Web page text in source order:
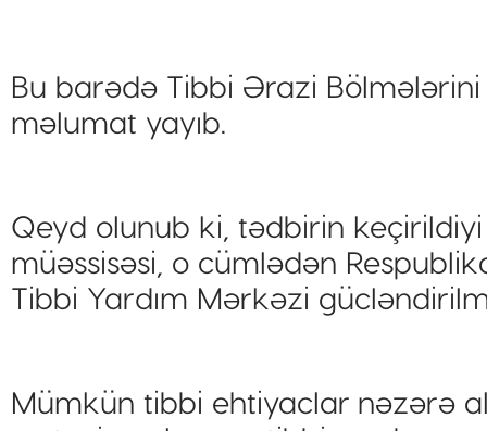
Bu barədə Tibbi Ərazi
məlumat yayıb.
Qeyd olunub ki, tədbirin
müəssisəsi, o cümlədən
Tibbi Yardım Mərkəzi
Mümkün tibbi ehtiyaclar nəzərə